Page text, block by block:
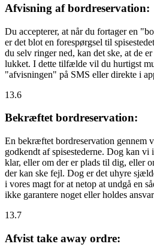
Afvisning af bordreservation:
Du accepterer, at når du fortager en
er det blot en forespørgsel til
du selv ringer ned, kan det ske, at de
lukket. I dette tilfælde vil du hurtigst
"afvisningen" på SMS eller direkte i
13.6
Bekræftet bordreservation:
En bekræftet bordreservation gennem
godkendt af spisestederne. Dog kan vi
klar, eller om der er plads til dig, eller
der kan ske fejl. Dog er det uhyre
i vores magt for at netop at undgå en
ikke garantere noget eller holdes
13.7
Afvist take away ordre: